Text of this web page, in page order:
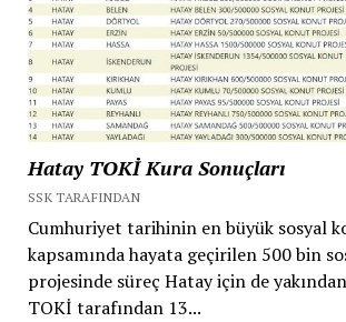
Hatay TOKİ Kura Sonuçları
SSK TARAFINDAN
Cumhuriyet tarihinin en büyük sosyal
kapsamında hayata geçirilen 500 bin
projesinde süreç Hatay için de
TOKİ tarafından 13...